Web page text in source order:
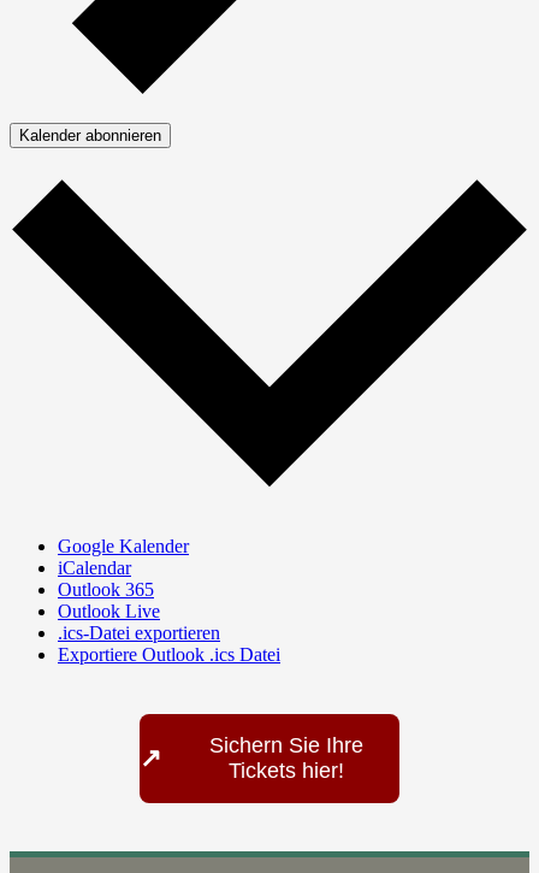
Kalender abonnieren
Google Kalender
iCalendar
Outlook 365
Outlook Live
.ics-Datei exportieren
Exportiere Outlook .ics Datei
↗
Sichern Sie Ihre
Tickets hier!